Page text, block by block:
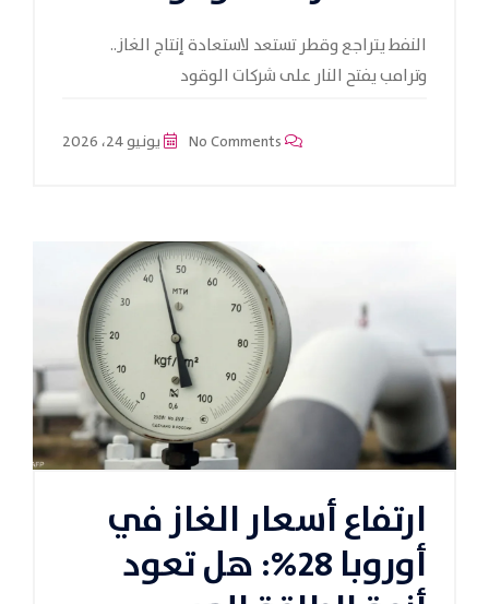
النفط يتراجع وقطر تستعد لاستعادة إنتاج الغاز..
وترامب يفتح النار على شركات الوقود
يونيو 24، 2026
ارتفاع أسعار الغاز في
أوروبا 28%: هل تعود